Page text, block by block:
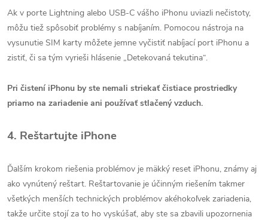
Ak v porte Lightning alebo USB-C vášho iPhonu uviazli nečistoty,
môžu tiež spôsobiť problémy s nabíjaním. Pomocou nástroja na
vysunutie SIM karty môžete jemne vyčistiť nabíjací port iPhonu a
zistiť, či sa tým vyrieši hlásenie „Detekovaná tekutina“.
Pri čistení iPhonu by ste nemali striekať čistiace prostriedky
priamo na zariadenie ani používať stlačený vzduch.
4. Reštartujte iPhone
Ďalším krokom riešenia problémov je mäkký reset iPhonu, známy aj
ako vynútený reštart. Reštartovanie je účinným riešením takmer
všetkých menších technických problémov akéhokoľvek zariadenia,
takže určite stojí za to ho vyskúšať, aby ste sa zbavili upozornenia